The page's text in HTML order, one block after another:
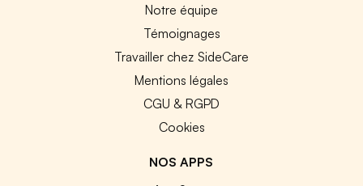
Notre équipe
Témoignages
Travailler chez SideCare
Mentions légales
CGU & RGPD
Cookies
NOS APPS